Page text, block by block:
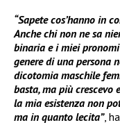
“Sapete cos’hanno in
Anche chi non ne sa
binaria e i miei
genere di una persona
dicotomia maschile
basta, ma più crescevo
la mia esistenza non
ma in quanto lecita”,